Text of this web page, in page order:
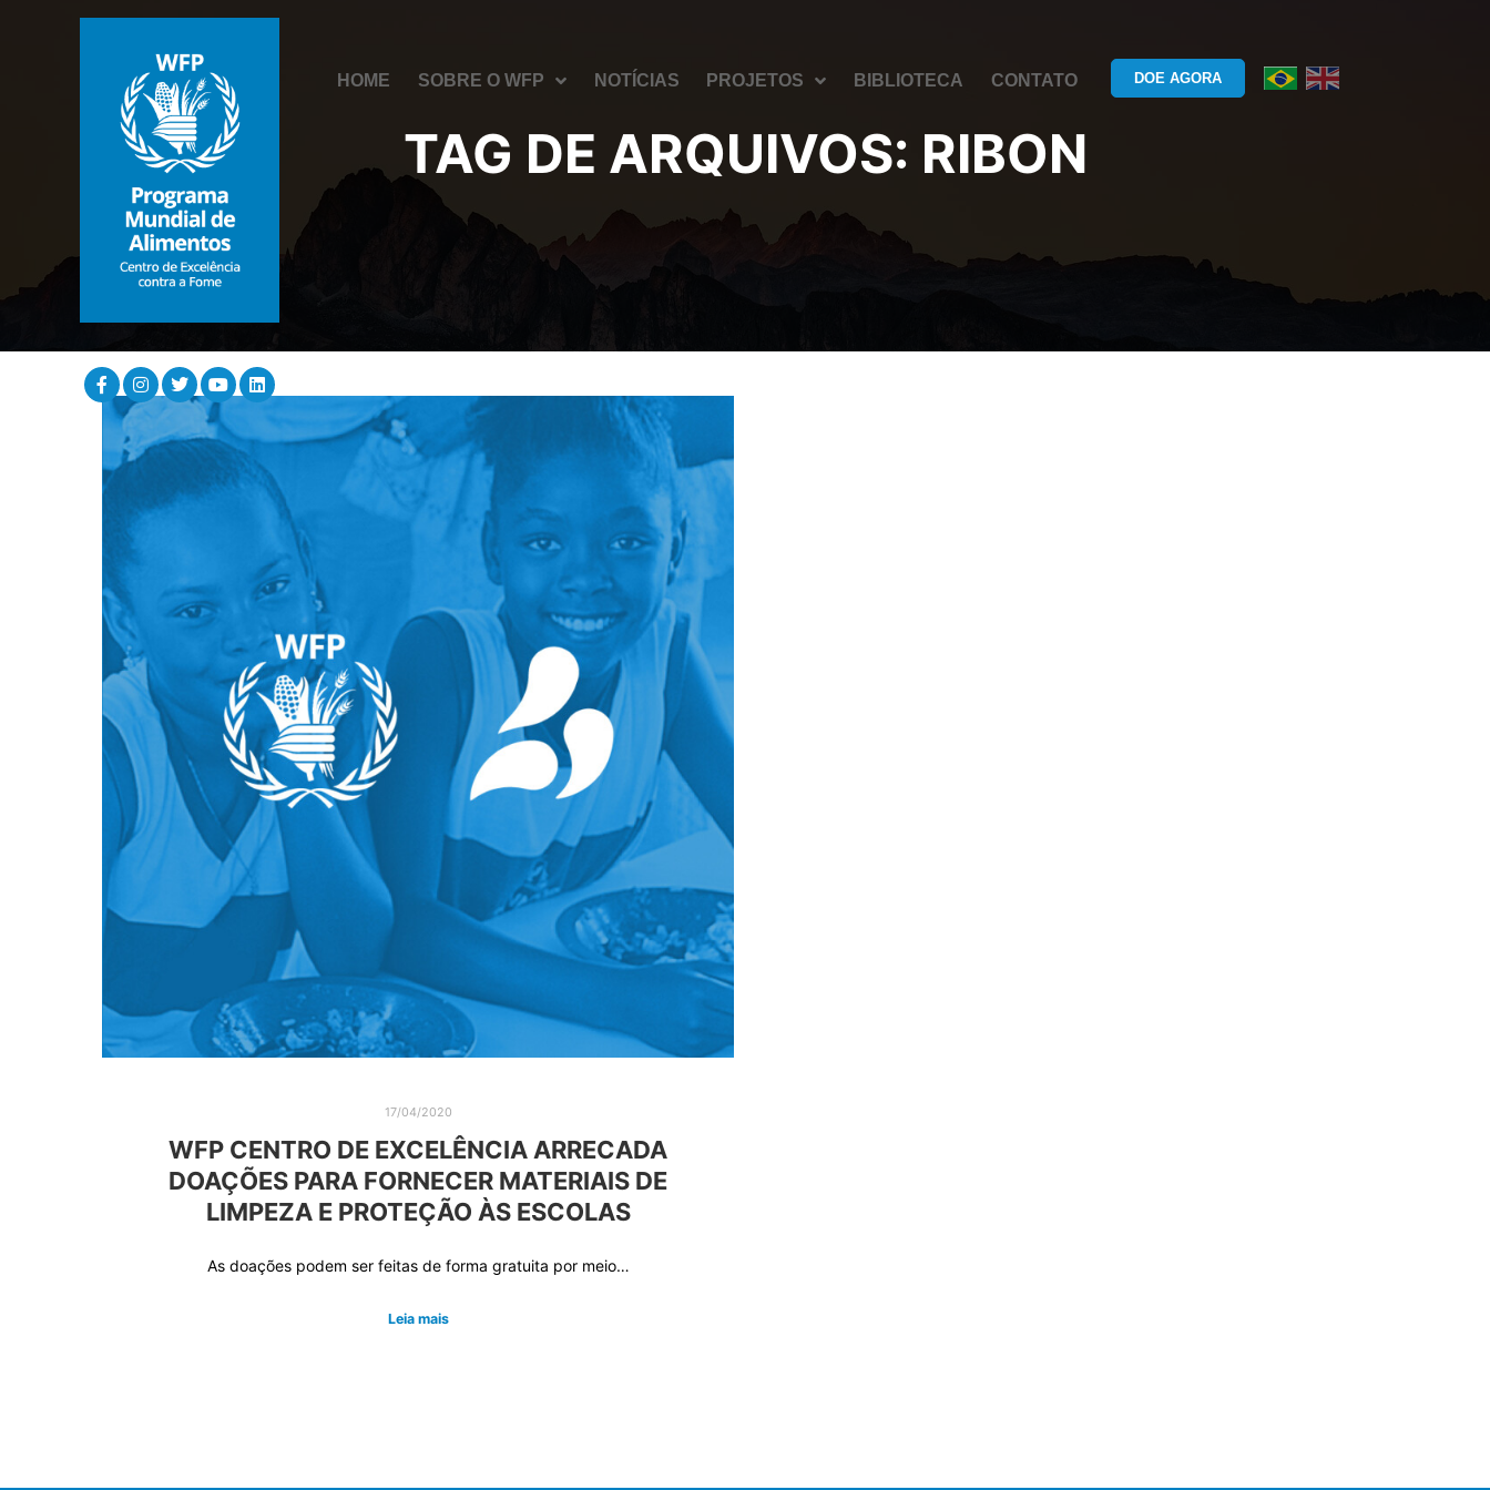
HOME SOBRE O WFP NOTÍCIAS PROJETOS BIBLIOTECA CONTATO DOE AGORA
TAG DE ARQUIVOS: RIBON
17/04/2020
WFP CENTRO DE EXCELÊNCIA ARRECADA
DOAÇÕES PARA FORNECER MATERIAIS DE
LIMPEZA E PROTEÇÃO ÀS ESCOLAS
As doações podem ser feitas de forma gratuita por meio…
Leia mais